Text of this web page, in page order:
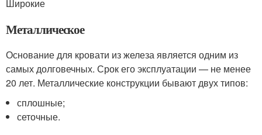
Широкие
Металлическое
Основание для кровати из железа является одним из
самых долговечных. Срок его эксплуатации — не менее
20 лет. Металлические конструкции бывают двух типов:
сплошные;
сеточные.